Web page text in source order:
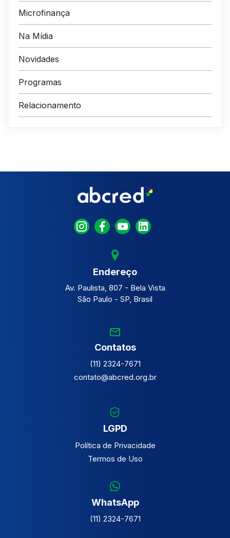
Microfinança
Na Mídia
Novidades
Programas
Relacionamento
Endereço
Av. Paulista, 807 - Bela Vista
São Paulo - SP, Brasil
Contatos
(11) 2324-7671
contato@abcred.org.br
LGPD
Política de Privacidade
Termos de Uso
WhatsApp
(11) 2324-7671